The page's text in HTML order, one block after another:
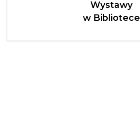
Wystawy
w Bibliotece